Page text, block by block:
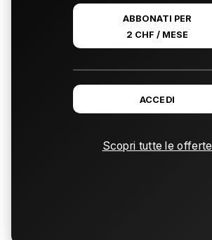
ABBONATI PER
2 CHF / MESE
ACCEDI
Scopri tutte le offerte